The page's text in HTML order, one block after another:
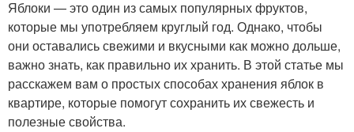
Яблоки — это один из самых популярных фруктов,
которые мы употребляем круглый год. Однако, чтобы
они оставались свежими и вкусными как можно дольше,
важно знать, как правильно их хранить. В этой статье мы
расскажем вам о простых способах хранения яблок в
квартире, которые помогут сохранить их свежесть и
полезные свойства.